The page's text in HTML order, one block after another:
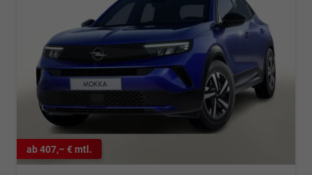
ab 407,– € mtl.